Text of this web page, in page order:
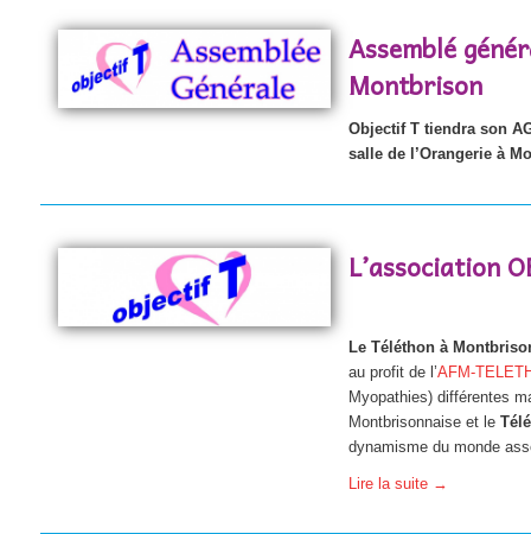
Assemblé
Montbrison
Objectif T tiendra son
salle de l’Orangerie à
L’association
Le Téléthon à
au profit de l’AFM-
Myopathies) différentes
Montbrisonnaise et le
dynamisme du monde
Lire la suite →